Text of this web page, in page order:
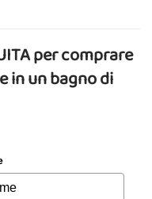
per comprare
in un bagno di